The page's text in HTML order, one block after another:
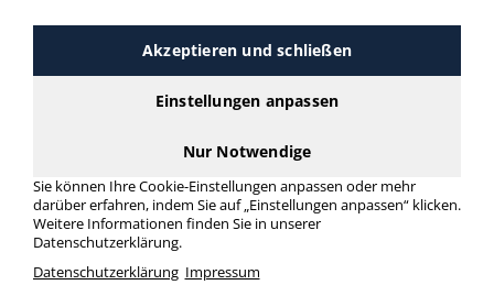
Druckerpatronen Original 350
> Modellnummer 350
Druckerpatronen Original 350 in bester Qualität zum
350 mit unserer Filter-Funktion.
Druckerpatronen Original 350
mehr Infos zur Kategorie
Akzeptieren und schließen
Einstellungen anpassen
Nur Notwendige
Sie können Ihre Cookie-Einstellungen anpassen oder mehr
darüber erfahren, indem Sie auf „Einstellungen anpassen“ klicken.
Weitere Informationen finden Sie in unserer
Datenschutzerklärung.
Datenschutzerklärung Impressum